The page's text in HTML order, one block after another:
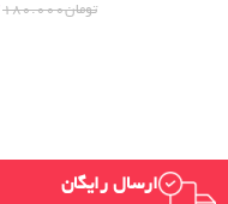
تومان180.000
ارسال رایگان